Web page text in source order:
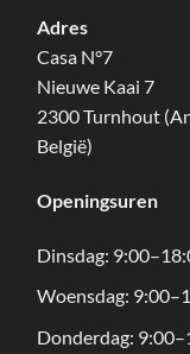
Adres
Casa N°7
Nieuwe Kaai 7
2300 Turnhout
België)
Openingsuren
Dinsdag:
Woensdag:
Donderdag: